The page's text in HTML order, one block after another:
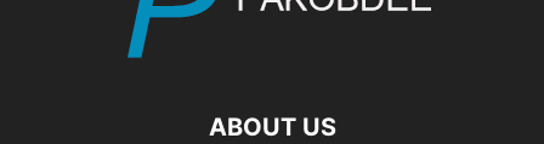
ABOUT US